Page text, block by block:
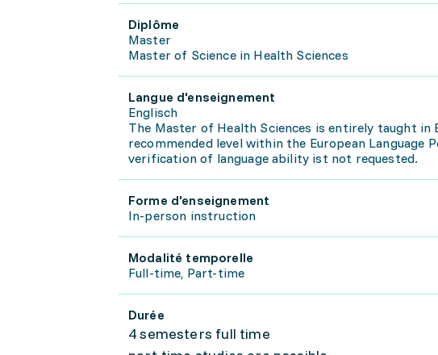
Diplôme
Master
Master of Science in Health Sciences
Langue d'enseignement
Englisch
The Master of Health Sciences is entirely taught in
recommended level within the European Language
verification of language ability ist not requested.
Forme d'enseignement
In-person instruction
Modalité temporelle
Full-time, Part-time
Durée
4 semesters full time